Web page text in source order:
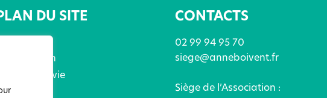
DU SITE
L’Association
Les lieux de vie
services
CONTACTS
02 99 94 95 70
siege@anneboivent.fr
Siège de l’Association :